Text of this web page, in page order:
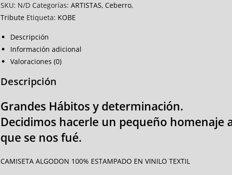
SKU: N/D Categorías:ARTISTAS,Ceberro,
Tribute Etiqueta: KOBE
Descripción
Información adicional
Valoraciones (0)
Descripción
Grandes Hábitos y determinación.
Decidimos hacerle un pequeño homenaje
que se nos fué.
CAMISETA ALGODON 100% ESTAMPADO EN VINILO TEXTIL